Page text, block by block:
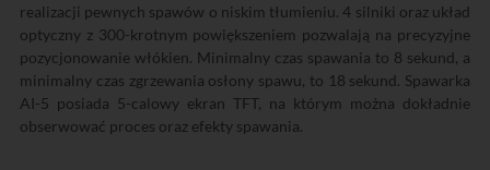
realizacji pewnych spawów o niskim tłumieniu. 4 silniki oraz układ
optyczny z 300-krotnym powiększeniem pozwalają na precyzyjne
pozycjonowanie włókien. Minimalny czas spawania to 8 sekund, a
minimalny czas zgrzewania osłony spawu, to 18 sekund. Spawarka
AI-5 posiada 5-calowy ekran TFT, na którym można dokładnie
obserwować proces oraz efekty spawania.